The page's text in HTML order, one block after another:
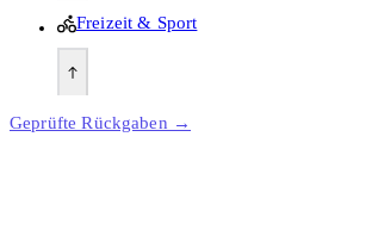
Freizeit & Sport
Geprüfte Rückgaben →